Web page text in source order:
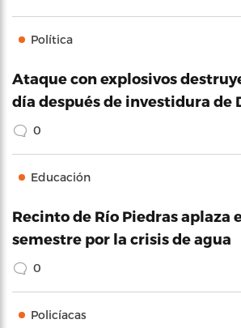
Política
Ataque con explosivos
día después de investidura de
0
Educación
Recinto de Río Piedras aplaza
semestre por la crisis de agua
0
Policíacas